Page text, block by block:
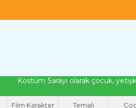
Kostüm Sarayı olarak çocuk,
Film Karakter
Temalı